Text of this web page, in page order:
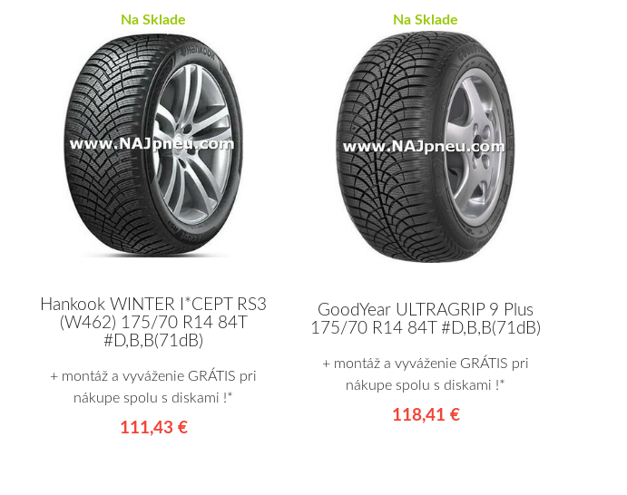
Na Sklade
Hankook WINTER I*CEPT RS3
(W462) 175/70 R14 84T
#D,B,B(71dB)
+ montáž a vyváženie GRÁTIS pri
nákupe spolu s diskami !*
111,43 €
Na Sklade
GoodYear ULTRAGRIP 9 Plus
175/70 R14 84T #D,B,B(71dB)
+ montáž a vyváženie GRÁTIS pri
nákupe spolu s diskami !*
118,41 €